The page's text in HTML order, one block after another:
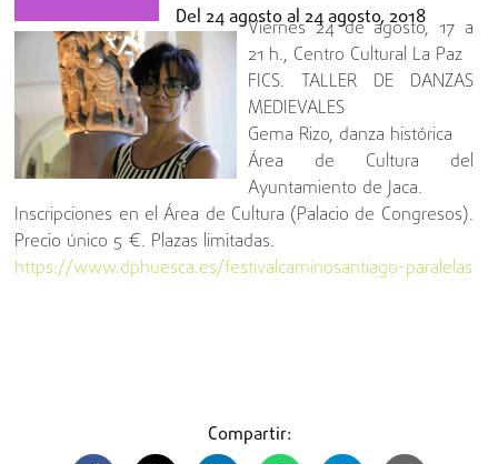
Del24 agostoal24 agosto, 2018
Viernes 24 de agosto, 17 a
21 h., Centro Cultural La Paz
FICS. TALLER DE DANZAS
MEDIEVALES
Gema Rizo, danza histórica
Área de Cultura del
Ayuntamiento de Jaca.
Inscripciones en el Área de Cultura (Palacio de Congresos).
Precio único 5 €. Plazas limitadas.
https://www.dphuesca.es/festivalcaminosantiago-paralelas
Compartir: